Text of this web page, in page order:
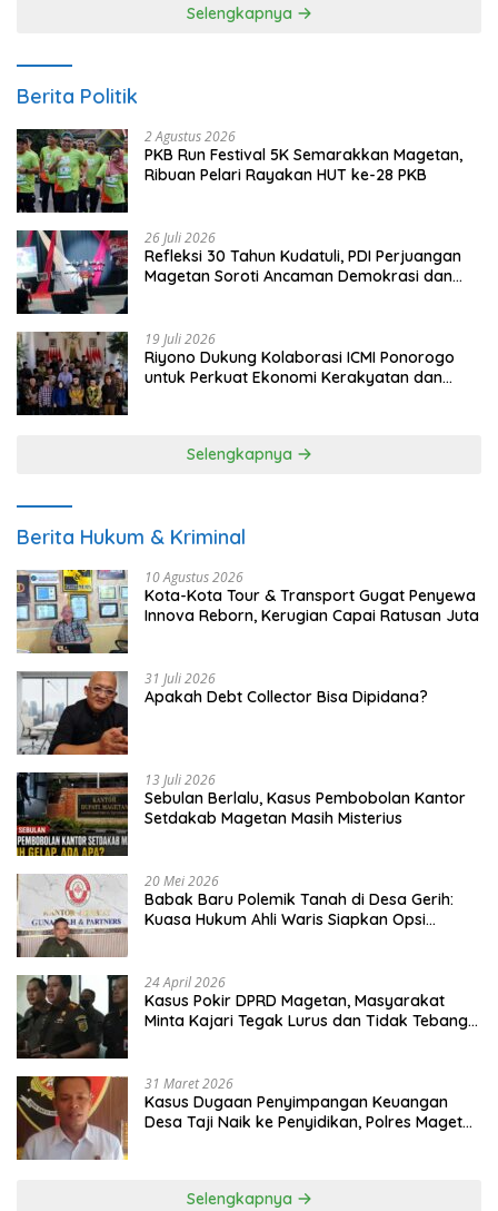
Selengkapnya
Berita Politik
2 Agustus 2026
PKB Run Festival 5K Semarakkan Magetan,
Ribuan Pelari Rayakan HUT ke-28 PKB
26 Juli 2026
Refleksi 30 Tahun Kudatuli, PDI Perjuangan
Magetan Soroti Ancaman Demokrasi dan
19 Juli 2026
Riyono Dukung Kolaborasi ICMI Ponorogo
untuk Perkuat Ekonomi Kerakyatan dan
Selengkapnya
Berita Hukum & Kriminal
10 Agustus 2026
Kota-Kota Tour & Transport Gugat Penyewa
Innova Reborn, Kerugian Capai Ratusan Juta
31 Juli 2026
Apakah Debt Collector Bisa Dipidana?
13 Juli 2026
Sebulan Berlalu, Kasus Pembobolan Kantor
Setdakab Magetan Masih Misterius
20 Mei 2026
Babak Baru Polemik Tanah di Desa Gerih:
Kuasa Hukum Ahli Waris Siapkan Opsi
24 April 2026
Kasus Pokir DPRD Magetan, Masyarakat
Minta Kajari Tegak Lurus dan Tidak Tebang
31 Maret 2026
Kasus Dugaan Penyimpangan Keuangan
Desa Taji Naik ke Penyidikan, Polres Magetan
Selengkapnya